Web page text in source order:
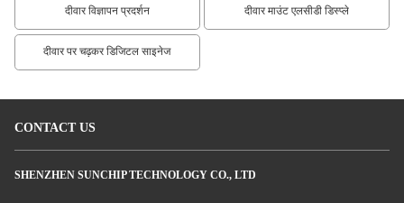
दीवार विज्ञापन प्रदर्शन दीवार माउंट एलसीडी डिस्प्ले
दीवार पर चढ़कर डिजिटल साइनेज
CONTACT US
SHENZHEN SUNCHIP TECHNOLOGY CO., LTD